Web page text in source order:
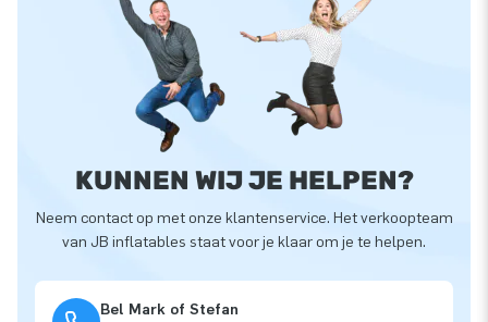
KUNNEN WIJ JE HELPEN?
Neem contact op met onze klantenservice. Het verkoopteam
van JB inflatables staat voor je klaar om je te helpen.
Bel Mark of Stefan